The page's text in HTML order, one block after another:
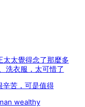
太覺得念了那麼多
洗衣服，太可惜了
辛苦，可是值得
wealthy